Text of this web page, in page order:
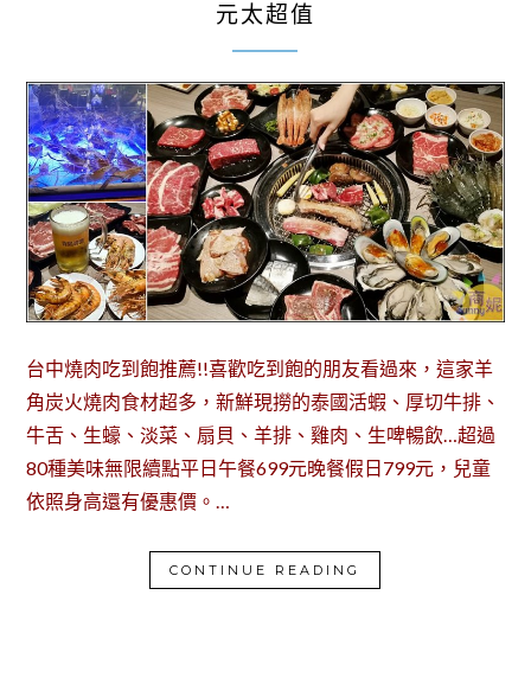
元太超值
台中燒肉吃到飽推薦!!喜歡吃到飽的朋友看過來，這家羊
角炭火燒肉食材超多，新鮮現撈的泰國活蝦、厚切牛排、
牛舌、生蠔、淡菜、扇貝、羊排、雞肉、生啤暢飲…超過
80種美味無限續點平日午餐699元晚餐假日799元，兒童
依照身高還有優惠價。…
CONTINUE READING